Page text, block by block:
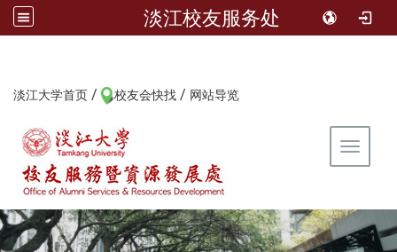
淡江校友服务处
淡江大学首页 / 校友会快找 / 网站导览
Toggle